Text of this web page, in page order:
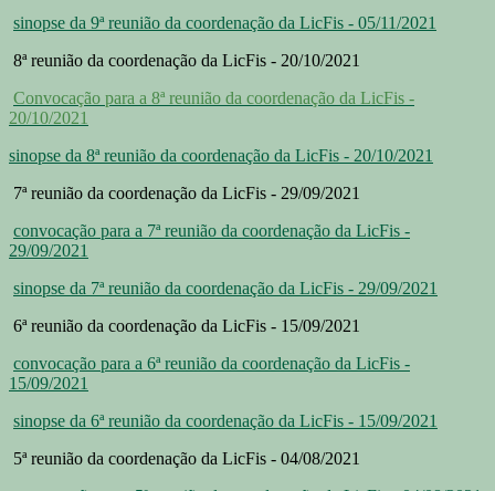
sinopse da 9ª reunião da coordenação da LicFis - 05/11/2021
8ª reunião da coordenação da LicFis - 20/10/2021
Convocação para a 8ª reunião da coordenação da LicFis -
20/10/2021
sinopse da 8ª reunião da coordenação da LicFis - 20/10/2021
7ª reunião da coordenação da LicFis - 29/09/2021
convocação para a 7ª reunião da coordenação da LicFis -
29/09/2021
sinopse da 7ª reunião da coordenação da LicFis - 29/09/2021
6ª reunião da coordenação da LicFis - 15/09/2021
convocação para a 6ª reunião da coordenação da LicFis -
15/09/2021
sinopse da 6ª reunião da coordenação da LicFis - 15/09/2021
5ª reunião da coordenação da LicFis - 04/08/2021